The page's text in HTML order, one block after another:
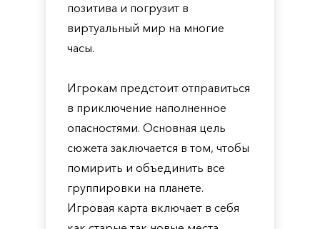
позитива и погрузит в
виртуальный мир на многие
часы.
Игрокам предстоит отправиться
в приключение наполненное
опасностями. Основная цель
сюжета заключается в том, чтобы
помирить и объединить все
группировки на планете.
Игровая карта включает в себя